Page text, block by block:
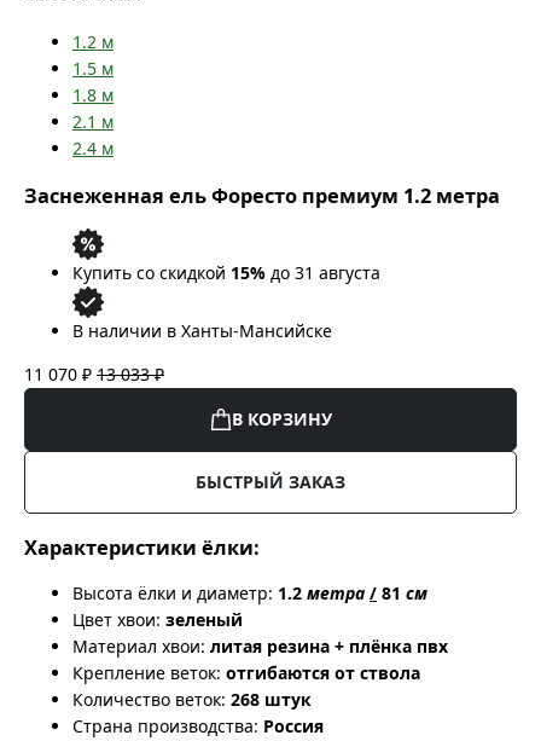
1.2 м
1.5 м
1.8 м
2.1 м
2.4 м
Заснеженная ель Форесто премиум 1.2 метра
Купить со скидкой 15% до 31 августа
В наличии в Ханты-Мансийске
11 070 ₽ 13 033 ₽
В КОРЗИНУ
БЫСТРЫЙ ЗАКАЗ
Характеристики ёлки:
Высота ёлки и диаметр: 1.2 метра / 81 см
Цвет хвои: зеленый
Материал хвои: литая резина + плёнка пвх
Крепление веток: отгибаются от ствола
Количество веток: 268 штук
Страна производства: Россия